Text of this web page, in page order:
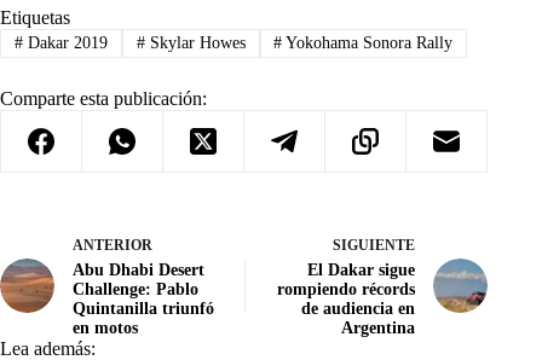
Etiquetas
#Dakar 2019 #Skylar Howes # Yokohama Sonora Rally
Comparte esta publicación:
ANTERIOR
Abu Dhabi Desert
Challenge: Pablo
Quintanilla triunfó
en motos
SIGUIENTE
El Dakar sigue
rompiendo récords
de audiencia en
Argentina
Lea además: